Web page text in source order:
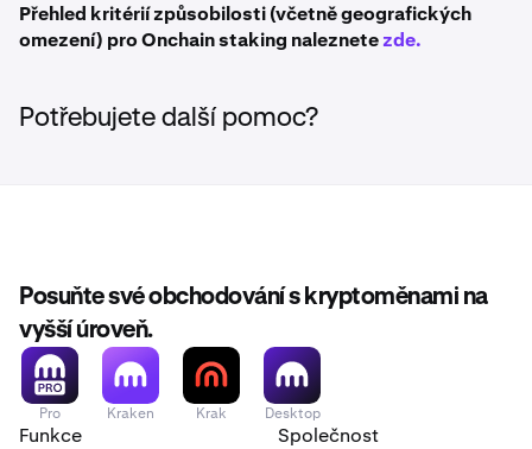
Přehled kritérií způsobilosti (včetně geografických
omezení) pro Onchain staking naleznetezde.
Potřebujete další pomoc?
Posuňte své obchodování s kryptoměnami na
vyšší úroveň.
Pro Kraken Krak Desktop
Funkce Společnost